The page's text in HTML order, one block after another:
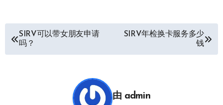
SIRV可以带女朋友申请
吗？
SIRV年检换卡服务多少
钱
由 admin